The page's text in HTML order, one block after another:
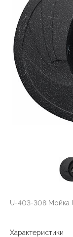
U-403-308 Мойка
Характеристики